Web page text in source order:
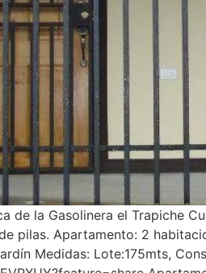
de la Gasolinera el Trapiche
pilas. Apartamento: 2
Medidas: Lote:175mts,